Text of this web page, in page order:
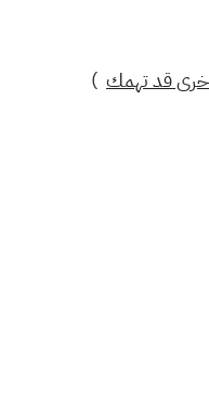
قد تهمك )